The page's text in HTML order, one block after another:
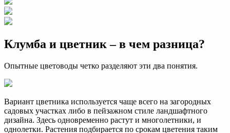
Клумба и цветник – в чем разница?
Опытные цветоводы четко разделяют эти два понятия.
Вариант цветника используется чаще всего на загородных
садовых участках либо в пейзажном стиле ландшафтного
дизайна. Здесь одновременно растут и многолетники, и
однолетки. Растения подбирается по срокам цветения таким